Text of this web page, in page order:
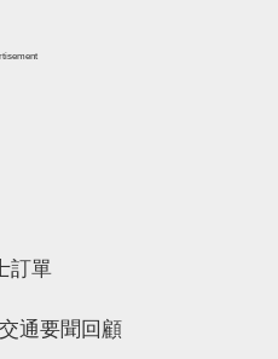
訂單
通要聞回顧